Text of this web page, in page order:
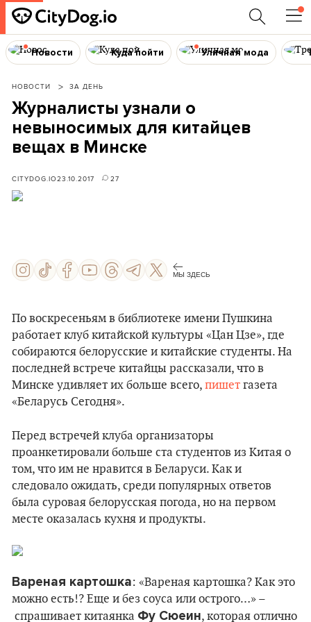
Новости Куда пойти Уличная мода
НОВОСТИ ЗА ДЕНЬ
Журналисты узнали о
невыносимых для китайцев
вещах в Минске
CITYDOG.IO23.10.2017 27
МЫ ЗДЕСЬ
По воскресеньям в библиотеке имени Пушкина
работает клуб китайской культуры «Цан Цзе», где
собираются белорусские и китайские студенты. На
последней встрече китайцы рассказали, что в
Минске удивляет их больше всего, пишет газета
«Беларусь Сегодня».
Перед встречей клуба организаторы
проанкетировали больше ста студентов из Китая о
том, что им не нравится в Беларуси. Как и
следовало ожидать, среди популярных ответов
была суровая белорусская погода, но на первом
месте оказалась кухня и продукты.
Вареная картошка: «Вареная картошка? Как это
можно есть!? Еще и без соуса или острого…» –
спрашивает китаянка Фу Сюеин, которая отлично